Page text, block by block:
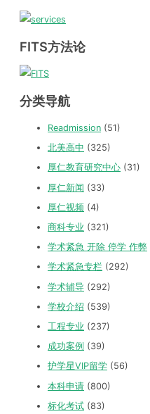
FITS方法论
分类导航
Readmission (51)
北美高中 (325)
厚仁教育研究中心 (31)
厚仁新闻 (33)
厚仁视频 (4)
商科专业 (321)
学术紧急 开除 停学 作弊
学术紧急专栏 (292)
学术辅导 (292)
学校介绍 (539)
工程专业 (237)
成功案例 (39)
护学星VIP留学 (56)
本科申请 (800)
标化考试 (83)